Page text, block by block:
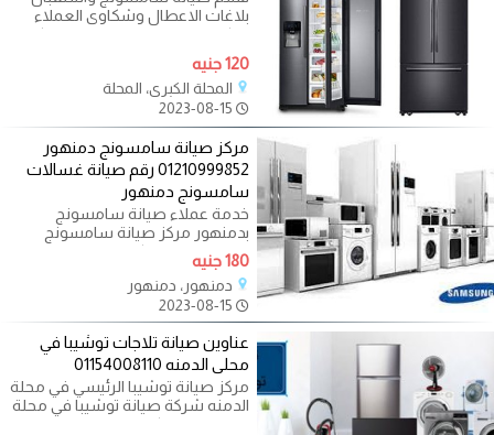
بلاغات الاعطال وشكاوى العملاء
مركز صيانة سامسونج المحلة الكبرى
120 جنيه
المحلة الكبرى، المحلة
مركز صيانة سامسونج دمنهور
01210999852 رقم صيانة غسالات
سامسونج دمنهور
خدمة عملاء صيانة سامسونج
بدمنهور مركز صيانة سامسونج
دمنهور من التوكيلات المعروفة
المعتمدة التى
180 جنيه
دمنهور، دمنهور
عناوين صيانة تلاجات توشيبا في
محلى الدمنه 01154008110
مركز صيانة توشيبا الرئيسي في محلة
الدمنه شركة صيانة توشيبا في محلة
الدمنه يساعدكم في صيانة